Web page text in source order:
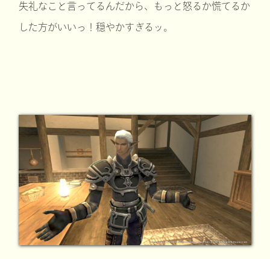
失礼なこと言ってるんだから、もっと怒るか慌てるか
した方がいいっ！穏やかすぎるッ。